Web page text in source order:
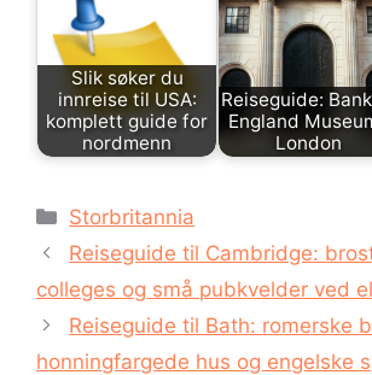
Slik søker du
innreise til USA:
komplett guide for
nordmenn
Reiseguide:
England
London
Kategorier
Storbritannia
Reiseguide til Cambridge:
colleges og små pubkvelder ved
Reiseguide til Bath: romerske
honningfargede hus og engelske